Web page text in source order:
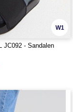
W1
JC092 - Sandalen